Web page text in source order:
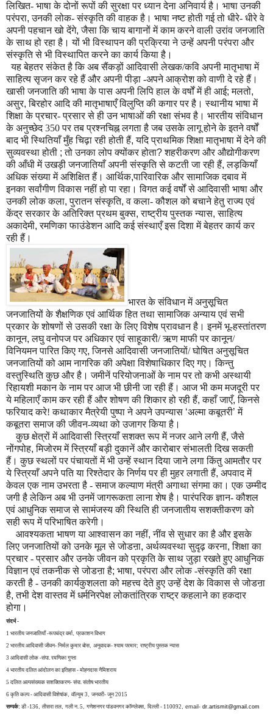
लिखित- भाषा के दोनों रूपों की सुरक्षा पर ध्यान देना अनिवार्य है। भाषा उनकी
परंपरा,उनकी लोक- संस्कृति की वाहक है। भाषा नष्ट होती गई तो धीरे- धीरे वे
अपनी पहचान खो देंगे,जैसा कि चाय बागानों में काम करने वाली उरांव जनजाति
के साथ हो रहा है। यों भी विस्थापन की प्रक्रिया ने उन्हें अपनी परंपरा और
संस्कृति से भी विस्थापित करने का कार्य किया है।
यह बेहतर संकेत है कि अब सैंकड़ों आदिवासी लेखक/कवि अपनी मातृभाषा में
साहित्य सृजन कर रहे हैं और अपनी पीड़ा -अपने आक्रोश को वाणी दे रहे हैं।
खासी जनजाति की भाषा के पास अपनी लिपि हाल के वर्षों में ही आई;मलतो,
असुर,बिरहोर आदि की मातृभाषाएँ विलुप्ति की कगार पर है। स्थानीय भाषा में
शिक्षा के प्रचार- प्रसार से ही उन भाषाओं की रक्षा संभव है। भारतीय संविधान
के अनुच्छेद 350 पर तब प्रश्नचिह्नलगता है जब उसके लागू होने के इतने वर्षों
बाद भी स्थितियाँ मुँह चिढ़ा रही होती हैं,यदि प्राथमिक शिक्षा मातृभाषा में देने की
सुव्यवस्था होती ;तो उनका लोप क्योंकर होता?शहरीकरण और औद्योगीकरण
की आँधी में उखड़ी जनजातियाँ अपनी संस्कृति से कटती जा रही हैं,लड़कियाँ
अधिक संख्या में अशिक्षित हैं। आर्थिक,पारिवारिक और सामाजिक दबाव में
इनका सर्वांगीण विकास नहीं हो पा रहा। विगत कई वर्षों से आदिवासी भाषा और
उनकी लोक कला,पुरातन संस्कृति,व कला- कौशल को बचाने हेतु राज्य एवं
केंद्र सरकार के अतिरिक्त प्रथम बुक्स,राष्ट्रीय पुस्तक न्यास,साहित्य
अकादेमी,रमणिका फाउंडेशन आदि कई संस्थाएँ इस दिशा में बेहतर कार्य कर
रही हैं।
भारत के संविधान में अनुसूचित
जनजातियों के शैक्षणिक एवं आर्थिक हित तथा सामाजिक अन्याय एवं सभी
प्रकार के शोषणों से उसकी रक्षा के लिए विशेष प्रावधान है। इनमें भू-हस्तांतरण
कानून,लघु वनोपज पर अधिकार एवं साहूकारी/ ऋण माफी पर कानून/
विनियमन पारित किए गए,जिनसे आदिवासी जनजातियों/ घोषित अनुसूचित
जनजातियों को आम नागरिक की अपेक्षा विशेषाधिकार दिए गए। किन्तु
वस्तुस्थिति कुछ और है। जमीनें परियोजनाओं के नाम पर तो कभी अस्थायी
रिहायशी मकान के नाम पर आज भी छीनी जा रही हैं। आज भी कम मजदूरी पर
ये महिलाएँ काम कर रही हैं और शोषण की शिकार हो रही हैं,कहाँ जाएँ,किनसे
फरियाद करे! कथाकार मैत्रेयी पुष्पा ने अपने उपन्यास ‘अल्मा कबूतरी’में
कबूतरा समाज की जीवन-व्यथा को उजागर किया है।
कुछ क्षेत्रों में आदिवासी स्त्रियाँ सशक्त रूप में नजर आने लगी हैं,जैसे
नोंगपोह,मिजोरम में स्त्रियाँ बड़ी दुकानें और कारोबार संभालती दिख सकती
हैं। कुछ स्थलों पर पंचायतों में भी उन्हें स्थान दिया जाने लगा किंतु आमतौर पर
ये स्त्रियाँ अपने पति या रिश्तेदार के निर्णय पर ही मुहर लगाती हैं, अपवाद में
केवल एक नाम उभरता है - समाज कल्याण मंत्री अगाथा संगमा का। एक उम्मीद
जगी है लेकिन अब भी उनमें जागरूकता लाना शेष है। पारंपरिक ज्ञान- कौशल
एवं आधुनिक समाज से सामंजस्य की स्थिति ही जनजातीय सशक्तीकरण को
सही रूप में परिभाषित करेगी।
आवश्यकता भाषण या आश्वासन का नहीं,नींव से सुधार का है और इसके
लिए जनजातियों को उनके मूल से जोडऩा, अर्थव्यवस्था सुदृढ़ करना,शिक्षा का
प्रचार - प्रसार और उनके जीवन को प्रकृति के साथ जुड़ा रखते हुए आधुनिक
विज्ञान एवं तकनीक से जोडऩा है; भाषा,परंपरा और लोक -संस्कृति की रक्षा
करती है - उनकी कार्यकुशलता को महत्त्व देते हुए उन्हें देश के विकास से जोडऩा
है,तभी देश वास्तव में धर्मनिरपेक्ष लोकतांत्रिक राष्ट्र कहलाने का हकदार
होगा।
संदर्भ -
1 भारतीय जनजातियाँ -रूपचंद्र वर्मा, प्रकाशन विभाग
2 भारतीय आदिवासी जीवन- निर्मल कुमार बोस, अनुवादक- श्याम परमार; राष्ट्रीय पुस्तक न्यास
3 आदिवासी लोक -संपा. रमणिका गुप्ता
4 भारतीय दलित आंदोलन का इतिहास - मोहनदास नैमिशराय
5 दलित अल्पसंख्यक सशक्तिकरण- संपा. संतोष भारतीय
6 कृति कल्प - आदिवासी विशेषांक, वॉल्यूम 3, जनवरी- जून 2015
सम्पर्क: डी -136, तीसरा तल, गली न. 5, गणेशनगर पांडवनगर कॉम्प्लेक्स, दिल्ली - 110092, email- dr.artismit@gmail.com